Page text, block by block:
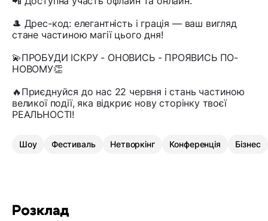
🎩 Дрес-код: елегантність і грація — ваш вигляд
стане частиною магії цього дня!
💫ПРОБУДИ ІСКРУ - ОНОВИСЬ - ПРОЯВИСЬ ПО-
НОВОМУ👏
🔥Приєднуйся до нас 22 червня і стань частиною
великої події, яка відкриє нову сторінку твоєї
РЕАЛЬНОСТІ!
Шоу Фестиваль Нетворкінг Конференція Бізнес
Розклад